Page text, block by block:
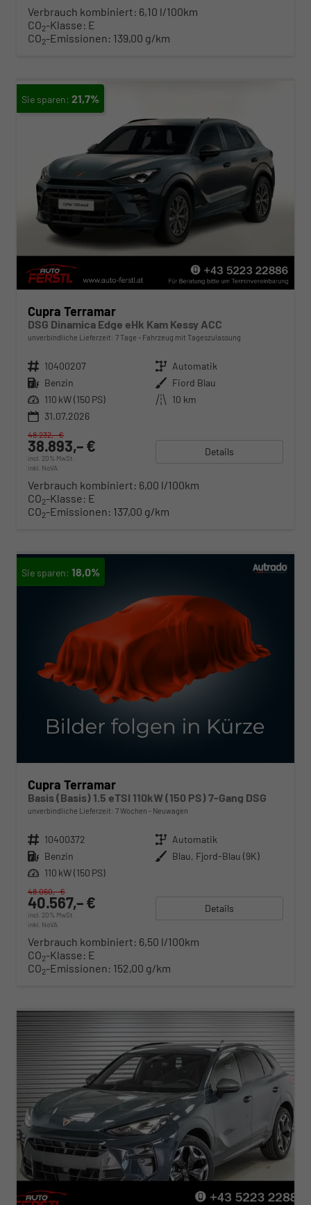
Verbrauch kombiniert: 6,10 l/100km
CO2-Klasse: E
CO2-Emissionen: 139,00 g/km
21,7%
Cupra Terramar
DSG Dinamica Edge eHk Kam Kessy ACC
unverbindliche Lieferzeit: 7 Tage Fahrzeug mit Tageszulassung
Fahrzeugnr. 10400207 Getriebe Automatik
Kraftstoff Benzin Außenfarbe Fiord Blau
Leistung 110 kW (150 PS) Kilometerstand 10 km
31.07.2026
38.893,– €
incl. 20% MwSt.
inkl. NoVA
48.232,– €
Details
Verbrauch kombiniert: 6,00 l/100km
CO2-Klasse: E
CO2-Emissionen: 137,00 g/km
18,0%
Cupra Terramar
Basis (Basis) 1.5 eTSI 110kW (150 PS) 7-Gang DSG
unverbindliche Lieferzeit: 7 Wochen Neuwagen
Fahrzeugnr. 10400372 Getriebe Automatik
Kraftstoff Benzin Außenfarbe Blau, Fjord-Blau (9K)
Leistung 110 kW (150 PS)
40.567,– €
incl. 20% MwSt.
inkl. NoVA
48.060,– €
Details
Verbrauch kombiniert: 6,50 l/100km
CO2-Klasse: E
CO2-Emissionen: 152,00 g/km